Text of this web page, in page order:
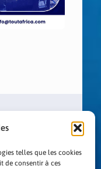
telles que les cookies
de consentir à ces